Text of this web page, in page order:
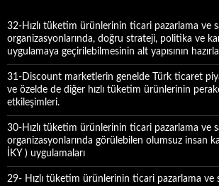
32-Hızlı tüketim ürünlerinin ticari pazarlama ve
organizasyonlarında, doğru strateji, politika ve
uygulamaya geçirilebilmesinin alt yapısının
31-Discount marketlerin genelde Türk ticaret
ve özelde de diğer hızlı tüketim ürünlerinin
etkileşimleri.
30-Hızlı tüketim ürünlerinin ticari pazarlama ve
organizasyonlarında görülebilen olumsuz insan
İKY ) uygulamaları
29- Hızlı tüketim ürünlerinin ticari pazarlama ve